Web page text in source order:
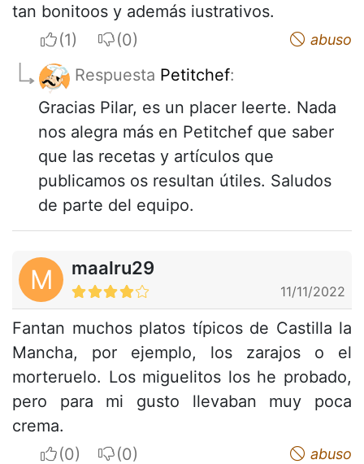
tan bonitoos y además iustrativos.
I apreciateI do not appreciate abuso
Respuesta Petitchef:
Gracias Pilar, es un placer leerte. Nada
nos alegra más en Petitchef que saber
que las recetas y artículos que
publicamos os resultan útiles. Saludos
de parte del equipo.
M maalru29
11/11/2022
Fantan muchos platos típicos de Castilla la
Mancha, por ejemplo, los zarajos o el
morteruelo. Los miguelitos los he probado,
pero para mi gusto llevaban muy poca
crema.
I apreciateI do not appreciate abuso